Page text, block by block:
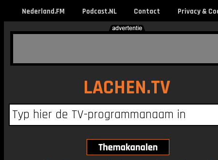
Nederland.FM Podcast.NL Contact Privacy &
LACHEN.TV